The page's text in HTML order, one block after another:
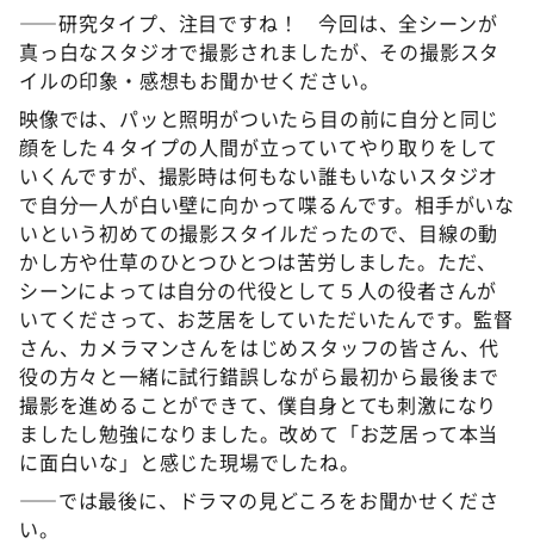
――研究タイプ、注目ですね！ 今回は、全シーンが
真っ白なスタジオで撮影されましたが、その撮影スタ
イルの印象・感想もお聞かせください。
映像では、パッと照明がついたら目の前に自分と同じ
顔をした４タイプの人間が立っていてやり取りをして
いくんですが、撮影時は何もない誰もいないスタジオ
で自分一人が白い壁に向かって喋るんです。相手がいな
いという初めての撮影スタイルだったので、目線の動
かし方や仕草のひとつひとつは苦労しました。ただ、
シーンによっては自分の代役として５人の役者さんが
いてくださって、お芝居をしていただいたんです。監督
さん、カメラマンさんをはじめスタッフの皆さん、代
役の方々と一緒に試行錯誤しながら最初から最後まで
撮影を進めることができて、僕自身とても刺激になり
ましたし勉強になりました。改めて「お芝居って本当
に面白いな」と感じた現場でしたね。
――では最後に、ドラマの見どころをお聞かせくださ
い。